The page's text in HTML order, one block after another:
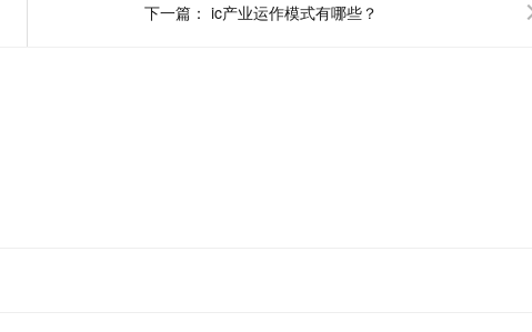
下一篇： ic产业运作模式有哪些？